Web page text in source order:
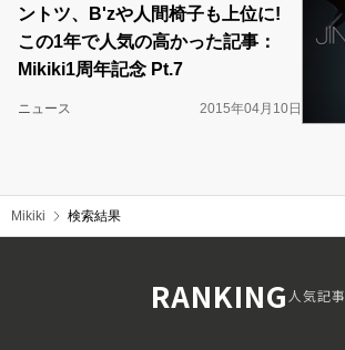
ントツ、B'zや人間椅子も上位に!
この1年で人気の高かった記事：
Mikiki1周年記念 Pt.7
ニュース 2015年04月10日
Mikiki 検索結果
RANKING人気記事